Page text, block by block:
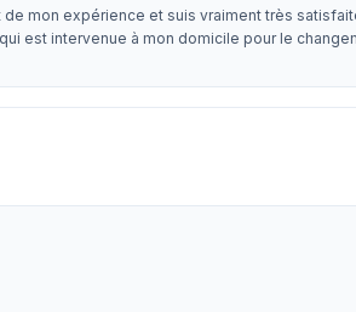
de mon expérience et suis vraiment très
est intervenue à mon domicile pour le